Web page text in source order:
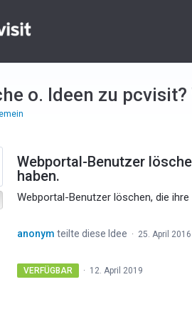
o. Ideen zu
Webportal-Benutzer
haben.
Webportal-Benutzer löschen, die
anonym teilte diese Idee · 25. April 2016
VERFÜGBAR · 12. April 2019